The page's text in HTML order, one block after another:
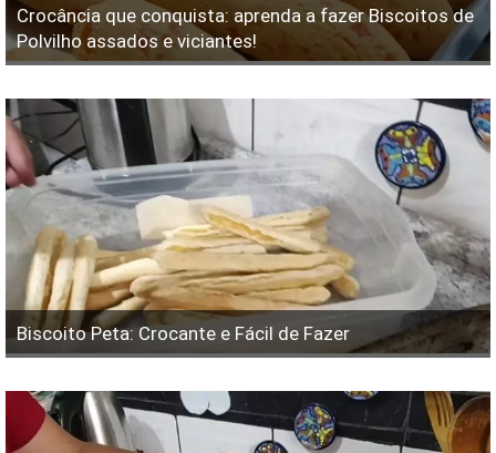
Crocância que conquista: aprenda a fazer Biscoitos de
Polvilho assados e viciantes!
Biscoito Peta: Crocante e Fácil de Fazer